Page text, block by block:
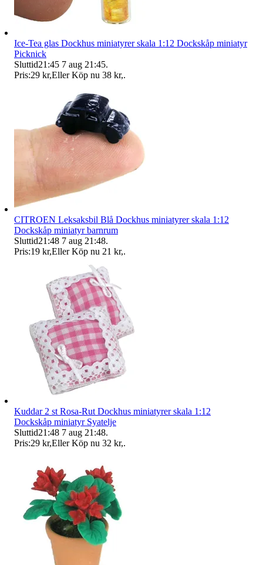
Ice-Tea glas Dockhus miniatyrer skala 1:12 Dockskåp miniatyr
Picknick
Sluttid21:45 7 aug 21:45.
Pris:29 kr,Eller Köp nu 38 kr,.
CITROEN Leksaksbil Blå Dockhus miniatyrer skala 1:12
Dockskåp miniatyr barnrum
Sluttid21:48 7 aug 21:48.
Pris:19 kr,Eller Köp nu 21 kr,.
Kuddar 2 st Rosa-Rut Dockhus miniatyrer skala 1:12
Dockskåp miniatyr Syatelje
Sluttid21:48 7 aug 21:48.
Pris:29 kr,Eller Köp nu 32 kr,.